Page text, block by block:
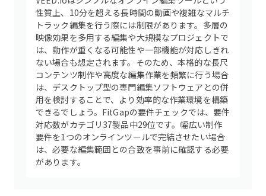
性質上、10分を超える長時間の動画や複雑なマルチ
トラック編集を行う際には制限があります。多層の
映像効果を多用する編集や大規模なプロジェクトで
は、動作が重くなる可能性や一部機能が対応しきれ
ない場合も想定されます。そのため、本格的な長尺
コンテンツ制作や高度な編集作業を頻繁に行う場合
は、デスクトップ型の専門編集ソフトウェアとの併
用を検討することで、より効率的な作業環境を構築
できるでしょう。FitGapの要件チェックでは、要件
対応数がカテゴリ37製品中29位です。幅広い制作
要件を1つのオンラインツールで完結させたい場合
は、必要な編集範囲との合致を事前に確認する必要
があります。